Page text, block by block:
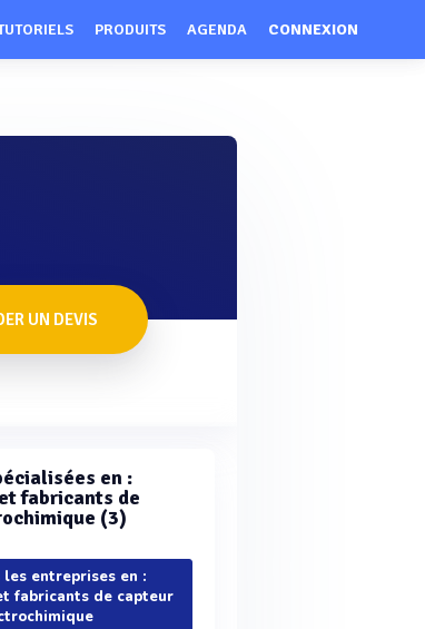
PRODUITS AGENDA CONNEXION
UN DEVIS
en :
fabricants de
(3)
entreprises en :
fabricants de capteur